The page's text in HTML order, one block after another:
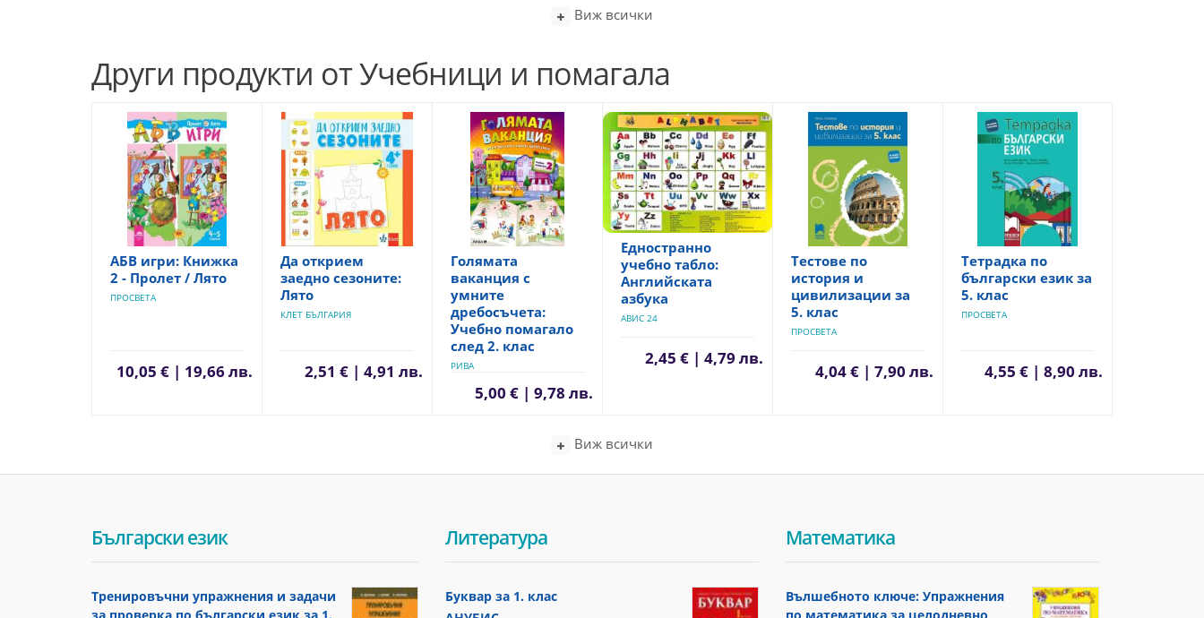
Виж всички
Други продукти от Учебници и помагала
АБВ игри: Книжка
2 - Пролет / Лято
ПРОСВЕТА
10,05 € | 19,66 лв.
Да открием
заедно сезоните:
Лято
КЛЕТ БЪЛГАРИЯ
2,51 € | 4,91 лв.
Голямата
ваканция с
умните
дребосъчета:
Учебно помагало
след 2. клас
РИВА
5,00 € | 9,78 лв.
Едностранно
учебно табло:
Английската
азбука
АВИС 24
2,45 € | 4,79 лв.
Тестове по
история и
цивилизации за
5. клас
ПРОСВЕТА
4,04 € | 7,90 лв.
Тетрадка по
български език за
5. клас
ПРОСВЕТА
4,55 € | 8,90 лв.
Виж всички
Български език
Тренировъчни упражнения и задачи
Литература
Буквар за 1. клас
Математика
Вълшебното ключе: Упражнения